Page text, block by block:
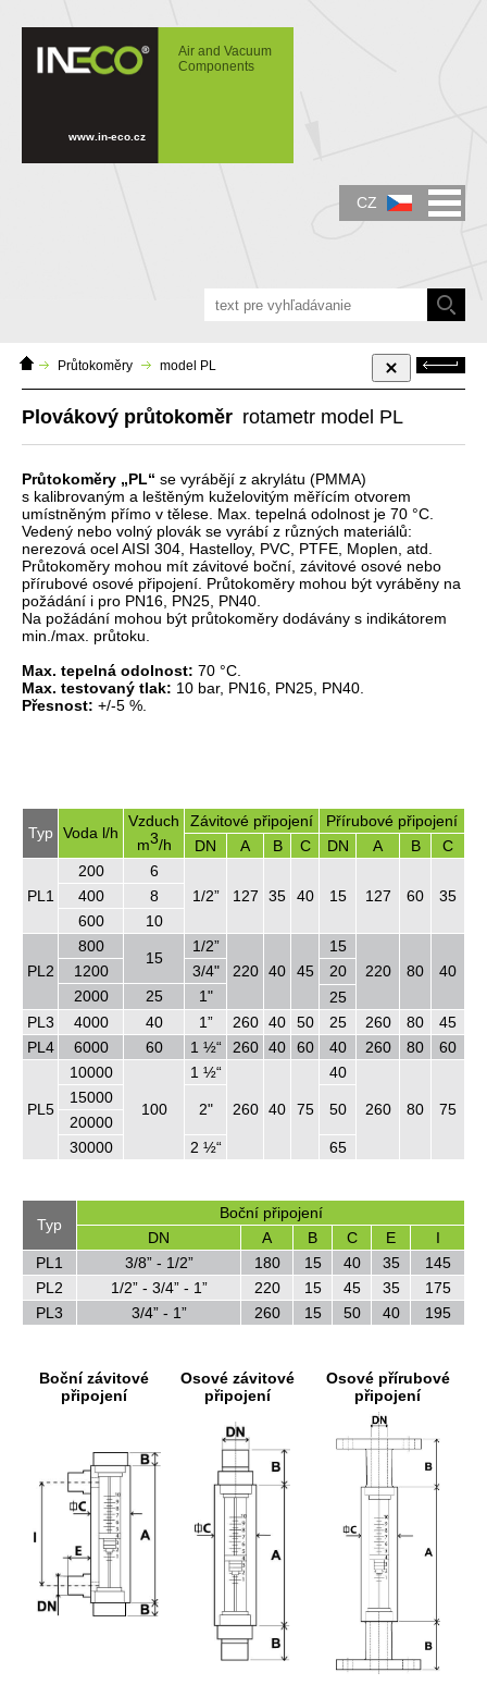
Průtokoměry z akrylátu (PMMA) na měření
velkých průtoků. Rotametr, plovákový
Air and Vacuum
Components
www.in-eco.cz
Domácí
stránka
Průtokoměry model PL Zpět
Plovákový průtokoměr rotametr model PL
Průtokoměry „PL“ se vyrábějí z akrylátu (PMMA)
s kalibrovaným a leštěným kuželovitým měřícím otvorem
umístněným přímo v tělese. Max. tepelná odolnost je 70 °C.
Vedený nebo volný plovák se vyrábí z různých materiálů:
nerezová ocel AISI 304, Hastelloy, PVC, PTFE, Moplen, atd.
Průtokoměry mohou mít závitové boční, závitové osové nebo
přírubové osové připojení. Průtokoměry mohou být vyráběny na
požádání i pro PN16, PN25, PN40.
Na požádání mohou být průtokoměry dodávány s indikátorem
min./max. průtoku.
Max. tepelná odolnost: 70 °C.
Max. testovaný tlak: 10 bar, PN16, PN25, PN40.
Přesnost: +/-5 %.
Typ Voda l/h
Vzduch
m3/h
Závitové připojení
Přírubové připojení
DN
A B C DN A B C
PL1
200
6
1/2”
127 35 40 15 127 60 35
400
8
600
10
PL2
800
15
1/2”
220 40 45
15
220
80 40
1200 3/4"
20
2000
25 1"
25
PL3
4000 40 1” 260 40 50 25 260 80
45
PL4
6000 60 1 ½“ 260 40 60 40 260 80 60
PL5
10000
100
1 ½“
260 40 75
40
260 80 75
15000
2" 50
20000
30000
2 ½“ 65
Typ
Boční připojení
DN
A B C E
I
PL1
3/8” - 1/2” 180 15 40 35
145
PL2
1/2” - 3/4” - 1” 220 15 45 35
175
PL3
3/4” - 1” 260 15 50 40 195
Boční závitové
připojení
Osové závitové
připojení
Osové přírubové
připojení
CZ